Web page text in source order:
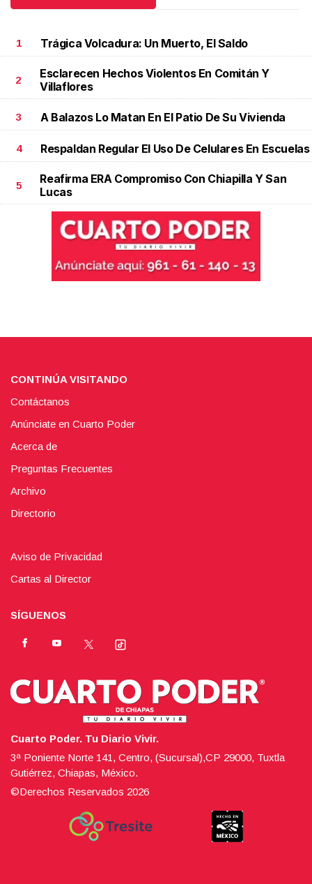
1 Trágica Volcadura: Un Muerto, El Saldo
2
Esclarecen Hechos Violentos En Comitán Y
Villaflores
3 A Balazos Lo Matan En El Patio De Su Vivienda
4 Respaldan Regular El Uso De Celulares En Escuelas
5
Reafirma ERA Compromiso Con Chiapilla Y San
Lucas
CONTINÚA VISITANDO
Contáctanos
Anúnciate en Cuarto Poder
Acerca de
Preguntas Frecuentes
Archivo
Directorio
Aviso de Privacidad
Cartas al Director
SÍGUENOS
Cuarto Poder. Tu Diario Vivir.
3ª Poniente Norte 141, Centro, (Sucursal),CP 29000, Tuxtla
Gutiérrez, Chiapas, México.
©Derechos Reservados 2026